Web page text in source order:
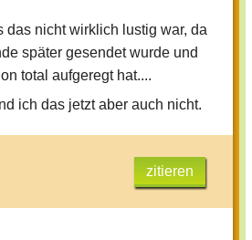
das nicht wirklich lustig war, da
später gesendet wurde und
total aufgeregt hat....
ich das jetzt aber auch nicht.
zitieren